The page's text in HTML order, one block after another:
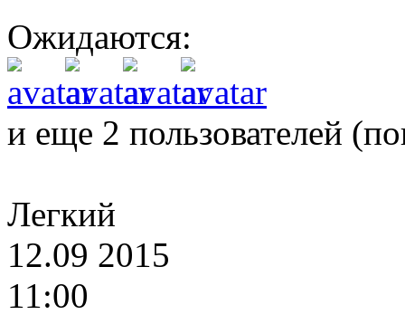
Ожидаются:
и еще 2 пользователей (
Легкий
12.09 2015
11:00